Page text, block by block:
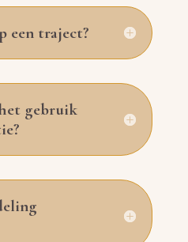
een traject?
gebruik